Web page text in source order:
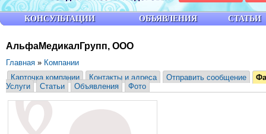
АльфаМедикалГрупп, ООО
Главная » Компании
Карточка компании
Контакты и адреса Отправить сообщение
Услуги
Статьи Объявления Фото
КОНСУЛЬТАЦИИ ОБЪЯВЛЕНИЯ СТАТЬИ